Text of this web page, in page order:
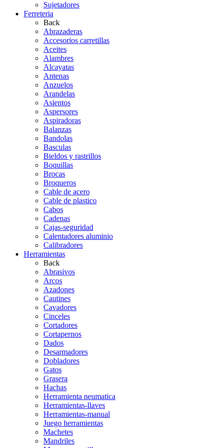
Sujetadores
Ferreteria
Back
Abrazaderas
Accesorios carretillas
Aceites
Alambres
Alcayatas
Antenas
Anzuelos
Arandelas
Asientos
Aspersores
Aspiradoras
Balanzas
Bandolas
Basculas
Bieldos y rastrillos
Boquillas
Brocas
Broqueros
Cable de acero
Cable de plastico
Cabos
Cadenas
Cajas-seguridad
Calentadores aluminio
Calibradores
Herramientas
Back
Abrasivos
Arcos
Azadones
Cautines
Cavadores
Cinceles
Cortadores
Cortapernos
Dados
Desarmadores
Dobladores
Gatos
Grasera
Hachas
Herramienta neumatica
Herramientas-llaves
Herramientas-manual
Juego herramientas
Machetes
Mandriles